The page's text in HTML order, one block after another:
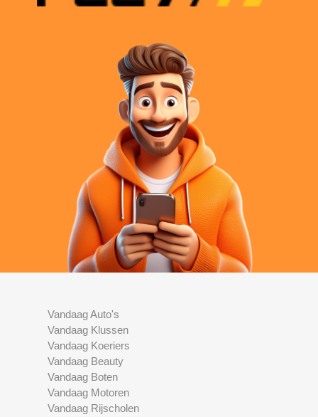
Vandaag Auto's
Vandaag Klussen
Vandaag Koeriers
Vandaag Beauty
Vandaag Boten
Vandaag Motoren
Vandaag Rijscholen